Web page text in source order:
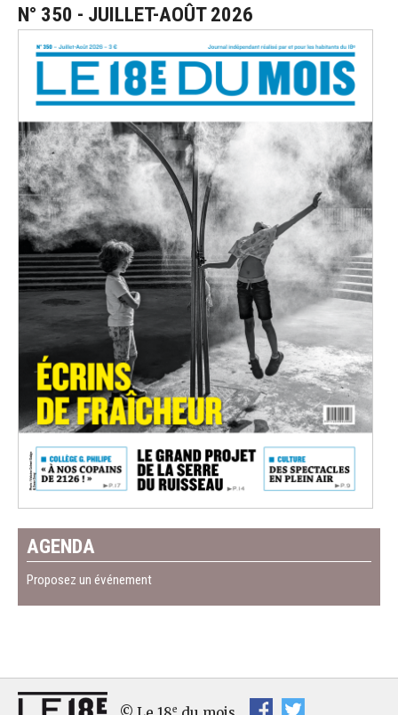
N° 350 - JUILLET-AOÛT 2026
AGENDA
Proposez un événement
e